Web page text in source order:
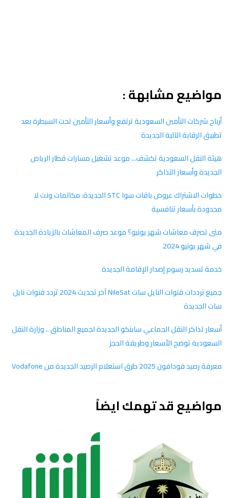
مواضيع مشابهة :
أرباح شركات التأمين السعودية ترتفع وأسعار التأمين تحت السيطرة بعد
تطبيق الرقابة الآلية الجديدة
هيئة النقل السعودية تكشف... موعد تشغيل مسارات قطار الرياض
الجديدة وأسعار التذاكر
خطوات الاشتراك عروض باقات سوا STC الجديدة: مكالمات ونت لا
محدودة بأسعار تنافسية
متى تصرف معاشات شهر يونيو؟ موعد صرف المعاشات بالزيادة الجديدة
في شهر يونيو 2024
خدمة تسديد رسوم إصدار الإقامة الجديدة
جميع ترددات قنوات النايل سات NileSat آخر تحديث 2024 تردد قنوات نايل
سات الجديدة
أسعار تذاكر النقل الجماعي سابتكو الجديدة لجميع المناطق .. وزارة النقل
السعودية توضح الأسعار وطريقة الحجز
معرفة رصيد فودافون 2025 طرق استعلام الرصيد الجديدة من Vodafone
مواضيع قد تهمك ايضاً